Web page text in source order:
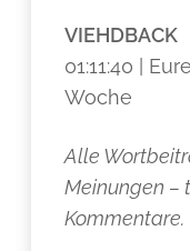
VIEHDBACK
01:11:40 |
Woche
Alle
Meinungen –
Kommentare.